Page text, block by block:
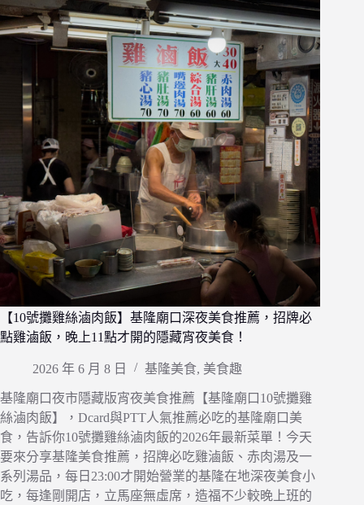
【10號攤雞絲滷肉飯】基隆廟口深夜美食推薦，招牌必
點雞滷飯，晚上11點才開的隱藏宵夜美食！
2026 年 6 月 8 日 基隆美食, 美食趣
基隆廟口夜市隱藏版宵夜美食推薦【基隆廟口10號攤雞
絲滷肉飯】，Dcard與PTT人氣推薦必吃的基隆廟口美
食，告訴你10號攤雞絲滷肉飯的2026年最新菜單！今天
要來分享基隆美食推薦，招牌必吃雞滷飯、赤肉湯及一
系列湯品，每日23:00才開始營業的基隆在地深夜美食小
吃，每逢剛開店，立馬座無虛席，造福不少較晚上班的